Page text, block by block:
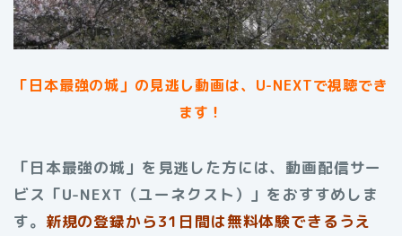
「日本最強の城」の見逃し動画は、U-NEXTで視聴でき
ます！
「日本最強の城」を見逃した方には、動画配信サー
ビス「U-NEXT（ユーネクスト）」をおすすめしま
す。 新規の登録から31日間は無料体験できるうえ